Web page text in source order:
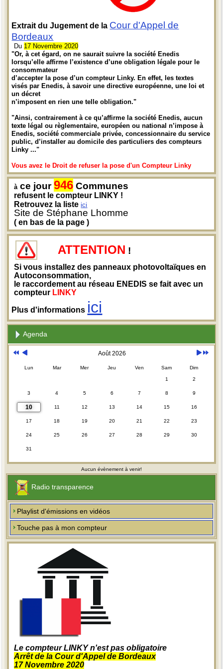
Extrait du Jugement de la Cour d'Appel de
Bordeaux
Du 17 Novembre 2020
"Or, à cet égard, on ne saurait suivre la société Enedis
lorsqu’elle affirme l’existence d’une obligation légale pour le
consommateur
d’accepter la pose d’un compteur Linky. En effet, les textes
visés par Enedis, à savoir une directive européenne, une loi et
un décret
n’imposent en rien une telle obligation."
"Ainsi, contrairement à ce qu’affirme la société Enedis, aucun
texte légal ou règlementaire, européen ou national n’impose à
Enedis, société commerciale privée, concessionnaire du service
public, d’installer au domicile des particuliers des compteurs
Linky ..."
Vous avez le Droit de refuser la pose d'un Compteur Linky
à ce jour946 Communes
refusent le compteur LINKY !
Retrouvez la listeici
Site de Stéphane Lhomme
( en bas de la page )
ATTENTION !
Si vous installez des panneaux photovoltaïques en
Autoconsommation,
le raccordement au réseau ENEDIS se fait avec un
compteur LINKY
Plus d'informations ici
Agenda
Août 2026
Lun Mar Mer Jeu Ven Sam Dim
1 2
3 4 5 6 7 8 9
10 11 12 13 14 15 16
17 18 19 20 21 22 23
24 25 26 27 28 29 30
31
Aucun évènement à venir!
Radio transparence
Playlist d'émissions en vidéos
Touche pas à mon compteur
Le compteur LINKY n'est pas obligatoire
Arrêt de la Cour d'Appel de Bordeaux
17 Novembre 2020